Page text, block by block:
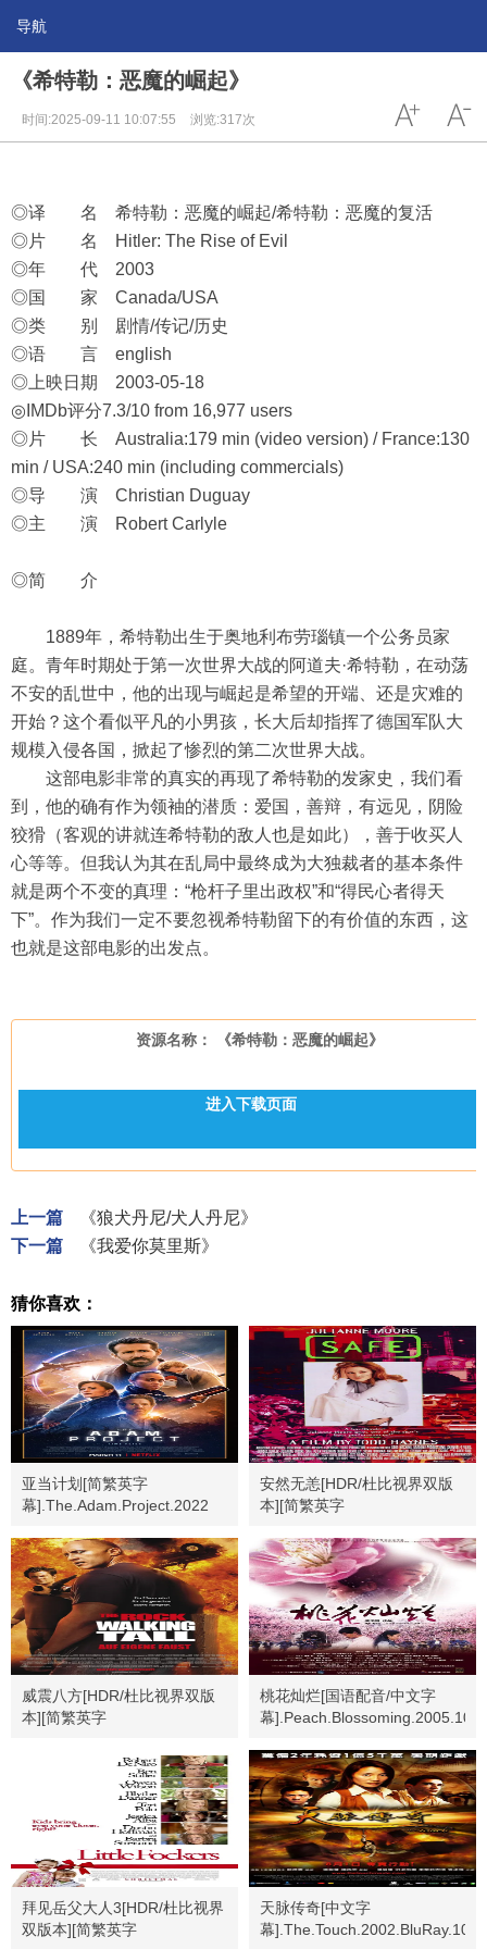
导航
《希特勒：恶魔的崛起》
时间:2025-09-11 10:07:55 浏览:317次
◎译 名 希特勒：恶魔的崛起/希特勒：恶魔的复活
◎片 名 Hitler: The Rise of Evil
◎年 代 2003
◎国 家 Canada/USA
◎类 别 剧情/传记/历史
◎语 言 english
◎上映日期 2003-05-18
◎IMDb评分7.3/10 from 16,977 users
◎片 长 Australia:179 min (video version) / France:130
min / USA:240 min (including commercials)
◎导 演 Christian Duguay
◎主 演 Robert Carlyle
◎简 介
1889年，希特勒出生于奥地利布劳瑙镇一个公务员家
庭。青年时期处于第一次世界大战的阿道夫·希特勒，在动荡
不安的乱世中，他的出现与崛起是希望的开端、还是灾难的
开始？这个看似平凡的小男孩，长大后却指挥了德国军队大
规模入侵各国，掀起了惨烈的第二次世界大战。
这部电影非常的真实的再现了希特勒的发家史，我们看
到，他的确有作为领袖的潜质：爱国，善辩，有远见，阴险
狡猾（客观的讲就连希特勒的敌人也是如此），善于收买人
心等等。但我认为其在乱局中最终成为大独裁者的基本条件
就是两个不变的真理：“枪杆子里出政权”和“得民心者得天
下”。作为我们一定不要忽视希特勒留下的有价值的东西，这
也就是这部电影的出发点。
资源名称： 《希特勒：恶魔的崛起》
进入下载页面
上一篇
《狼犬丹尼/犬人丹尼》
下一篇
《我爱你莫里斯》
猜你喜欢：
亚当计划[简繁英字
幕].The.Adam.Project.2022
安然无恙[HDR/杜比视界双版
本][简繁英字
威震八方[HDR/杜比视界双版
本][简繁英字
桃花灿烂[国语配音/中文字
幕
拜见岳父大人3[HDR/杜比视界
双版本][简繁英字
天脉传奇[中文字
幕